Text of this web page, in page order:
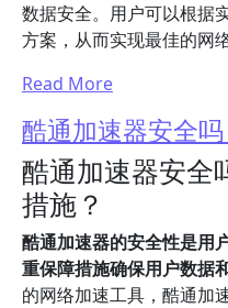
数据安全。用户可以根据
方案，从而实现最佳的网
Read More
酷通加速器安全
酷通加速器安全
措施？
酷通加速器的安全性是用
重保障措施确保用户数据
的网络加速工具，酷通加